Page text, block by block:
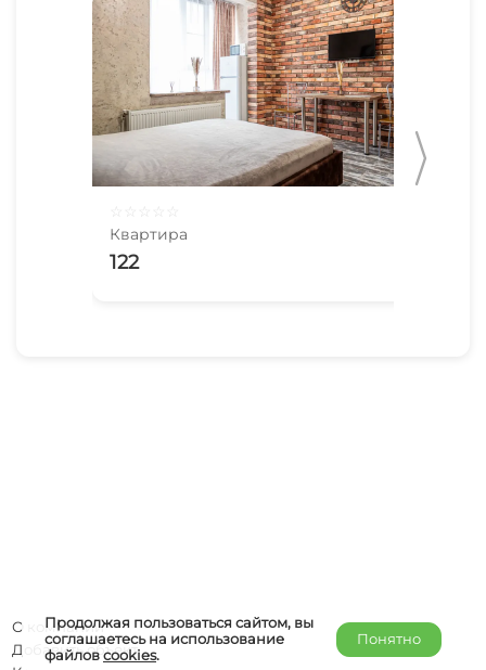
Квартира
122
Продолжая пользоваться сайтом, вы
соглашаетесь на использование
файловcookies.
Понятно
О компании
Добавить объект